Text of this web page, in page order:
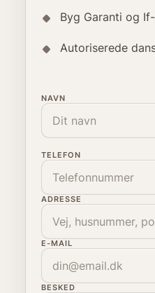
Byg Garanti og
Autoriserede
NAVN
TELEFON
ADRESSE
E-MAIL
BESKED